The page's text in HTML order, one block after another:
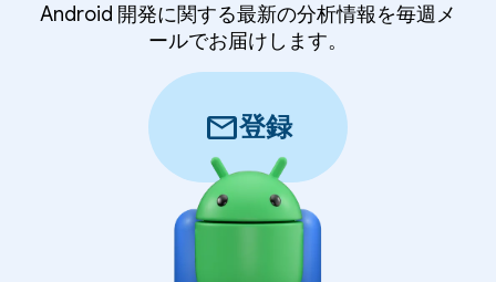
Android 開発に関する最新の分析情報を毎週メ
ールでお届けします。
mail登録